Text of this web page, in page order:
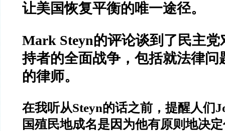
让美国恢复平衡的唯一途径。
Mark Steyn的评论谈到了民主
持者的全面战争，包括就法律问
的律师。
在我听从Steyn的话之前，提醒人们
国殖民地成名是因为他有原则地决